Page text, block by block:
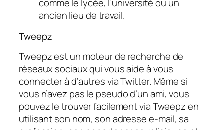
comme le lycée, l’université ou un
ancien lieu de travail.
Tweepz
Tweepz est un moteur de recherche de
réseaux sociaux qui vous aide à vous
connecter à d’autres via Twitter. Même si
vous n’avez pas le pseudo d’un ami, vous
pouvez le trouver facilement via Tweepz en
utilisant son nom, son adresse e-mail, sa